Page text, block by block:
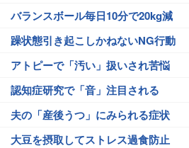
バランスボール毎日10分で20kg減
躁状態引き起こしかねないNG行動
アトピーで「汚い」扱いされ苦悩
認知症研究で「音」注目される
夫の「産後うつ」にみられる症状
大豆を摂取してストレス過食防止